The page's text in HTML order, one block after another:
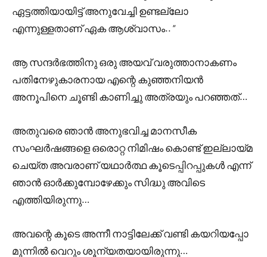
ഏട്ടത്തിയായിട്ട് അനുവേച്ചി ഉണ്ടല്ലോ
എന്നുള്ളതാണ് ഏക ആശ്വാസം.. “
ആ സന്ദർഭത്തിനു ഒരു അയവ് വരുത്താനാകണം
പതിനേഴുകാരനായ എന്റെ കുഞ്ഞനിയൻ
അനൂപിനെ ചൂണ്ടി കാണിച്ചു അത്രയും പറഞ്ഞത്…
അതുവരെ ഞാൻ അനുഭവിച്ച മാനസീക
സംഘർഷങ്ങളെ ഒരൊറ്റ നിമിഷം കൊണ്ട് ഇല്ലായ്മ
ചെയ്ത അവരാണ് യഥാർത്ഥ കൂടെപ്പിറപ്പുകൾ എന്ന്
ഞാൻ ഓർക്കുമ്പോഴേക്കും സിദ്ധു അവിടെ
എത്തിയിരുന്നു…
അവന്റെ കൂടെ അന്നീ നാട്ടിലേക്ക് വണ്ടി കയറിയപ്പോ
മുന്നിൽ വെറും ശൂന്യതയായിരുന്നു…